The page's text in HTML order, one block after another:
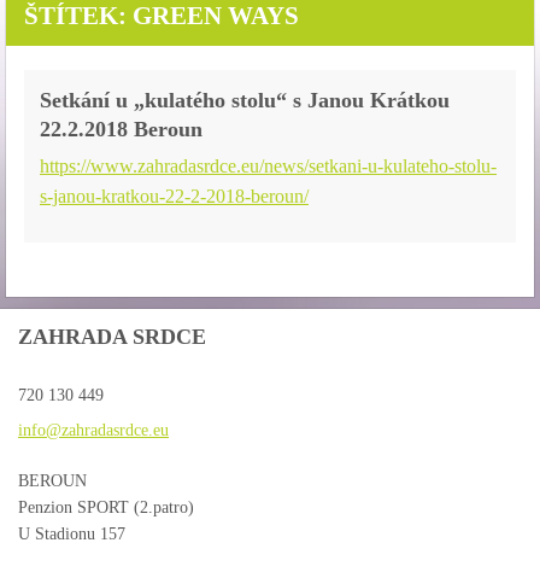
ŠTÍTEK: GREEN WAYS
Setkání u „kulatého stolu“ s Janou Krátkou
22.2.2018 Beroun
https://www.zahradasrdce.eu/news/setkani-u-kulateho-stolu-
s-janou-kratkou-22-2-2018-beroun/
ZAHRADA SRDCE
720 130 449
info@zahradasrdce.eu
BEROUN
Penzion SPORT (2.patro)
U Stadionu 157